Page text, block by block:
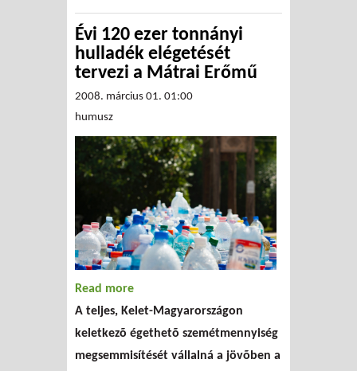
Évi 120 ezer tonnányi
hulladék elégetését
tervezi a Mátrai Erőmű
2008. március 01. 01:00
humusz
Read more
hulladék elégetését tervezi a
Mátrai Erőmű
A teljes, Kelet-Magyarországon
keletkezõ égethetõ szemétmennyiség
megsemmisítését vállalná a jövõben a